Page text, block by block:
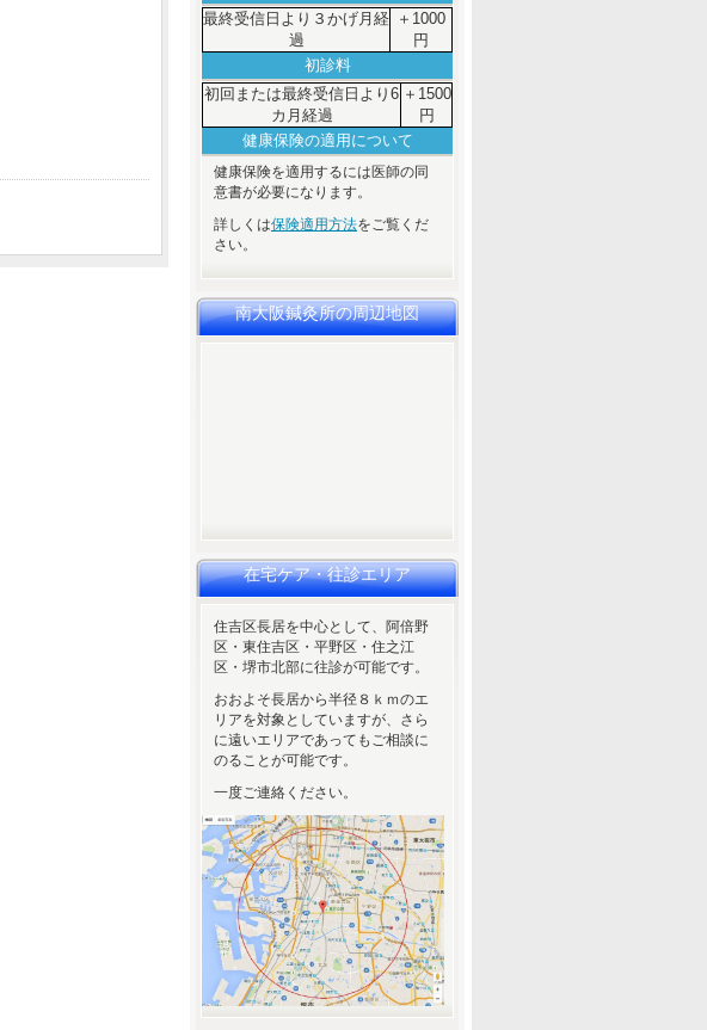
最終受信日より３かげ月経
過
＋1000
円
初診料
初回または最終受信日より6
カ月経過
＋1500
円
健康保険の適用について
健康保険を適用するには医師の同
意書が必要になります。
詳しくは保険適用方法をご覧くだ
さい。
南大阪鍼灸所の周辺地図
在宅ケア・往診エリア
住吉区長居を中心として、阿倍野
区・東住吉区・平野区・住之江
区・堺市北部に往診が可能です。
おおよそ長居から半径８ｋｍのエ
リアを対象としていますが、さら
に遠いエリアであってもご相談に
のることが可能です。
一度ご連絡ください。